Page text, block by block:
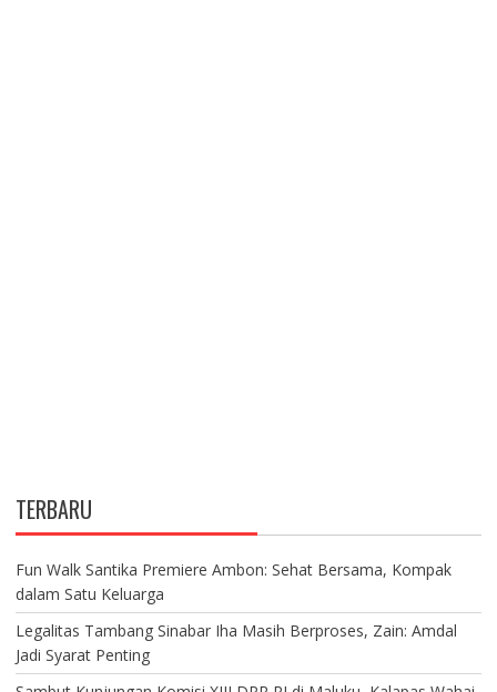
TERBARU
Fun Walk Santika Premiere Ambon: Sehat Bersama, Kompak
dalam Satu Keluarga
Legalitas Tambang Sinabar Iha Masih Berproses, Zain: Amdal
Jadi Syarat Penting